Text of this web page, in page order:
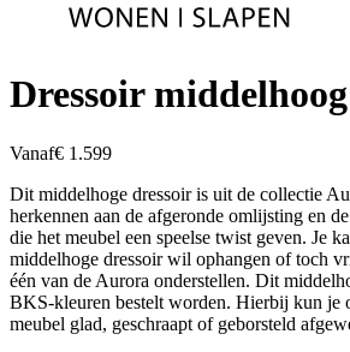
Dressoir
Vanaf€ 1.599
Dit middelhoge dressoir is uit de collectie
herkennen aan de afgeronde omlijsting en
die het meubel een speelse twist geven. Je
middelhoge dressoir wil ophangen of toch
één van de Aurora onderstellen. Dit
BKS-kleuren bestelt worden. Hierbij kun je
meubel glad, geschraapt of geborsteld